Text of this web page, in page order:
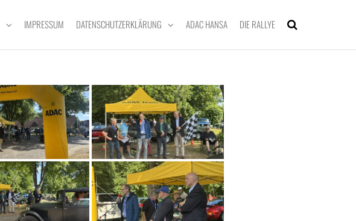
IMPRESSUM DATENSCHUTZERKLÄRUNG ADAC HANSA DIE RALLYE